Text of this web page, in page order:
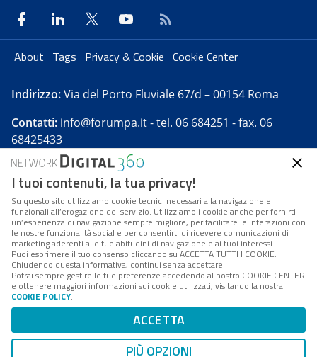
About Tags Privacy & Cookie Cookie Center
Indirizzo:Via del Porto Fluviale 67/d – 00154 Roma
Contatti: info@forumpa.it- tel. 06 684251 - fax. 06
68425433
Forumpa.itè una pubblicazione telematica iscritta
presso Registro della stampa del Tribunale di Roma -
Reg. n. 182 del 2 maggio 2008 - Direttore resp. Michela
Stentella
FPA s.r.l. è società soggetta a Direzione e
Coordinamento da parte di Digital360 S.p.A. - FPA s.r.l.
è un'azienda certificata per il sistema di management
Codice Fiscale/Partita IVA n. 10693191008 - R.E.A. Roma
n. 1249791. ISP AWS
Mappa del sito
I tuoi contenuti, la tua privacy!
Su questo sito utilizziamo cookie tecnici necessari alla navigazione e
funzionali all’erogazione del servizio. Utilizziamo i cookie anche per fornirti
un’esperienza di navigazione sempre migliore, per facilitare le interazioni con
le nostre funzionalità social e per consentirti di ricevere comunicazioni di
marketing aderenti alle tue abitudini di navigazione e ai tuoi interessi.
Puoi esprimere il tuo consenso cliccando su ACCETTA TUTTI I COOKIE.
Chiudendo questa informativa, continui senza accettare.
Potrai sempre gestire le tue preferenze accedendo al nostro COOKIE CENTER
e ottenere maggiori informazioni sui cookie utilizzati, visitando la nostra
COOKIE POLICY.
ACCETTA
PIÙ OPZIONI